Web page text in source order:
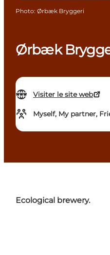
Ørbæk
Visiter le site web
Myself, My partner,
Photo: Ørbæk Bryggeri
Ecological brewery.